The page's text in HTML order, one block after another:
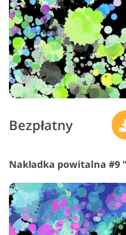
Bezpłatny
Nakładka powitalna #9